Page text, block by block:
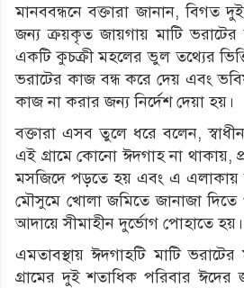
মানববন্ধনে বক্তারা জানান,
জন্য ক্রয়কৃত জায়গায় মাটি
একটি কুচক্রী মহলের ভুল তথ্যের
ভরাটের কাজ বন্ধ করে দেয় এবং
কাজ না করার জন্য নির্দেশ দেয়া হয়।
বক্তারা এসব তুলে ধরে বলেন,
এই গ্রামে কোনো ঈদগাহ না থাকায়,
মসজিদে পড়তে হয় এবং এ
মৌসুমে খোলা জমিতে জানাজা দিতে
আদায়ে সীমাহীন দুর্ভোগ পোহাতে হয়।
এমতাবস্থায় ঈদগাহটি মাটি
গ্রামের দুই শতাধিক পরিবার